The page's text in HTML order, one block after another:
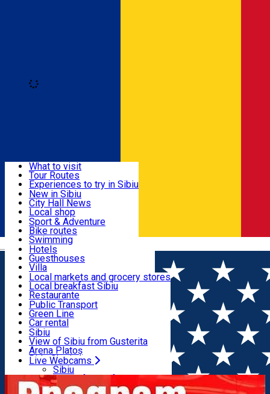
Română
Useful info
Activities & Adventure
Accommodation
Food, Drinks & Nightlife
Transport & Parking
Live Webcams
What to visit
Tour Routes
Experiences to try in Sibiu
Podcast
Culture
Museums
Churches
Parks, Zoo
County of Sibiu
New in Sibiu
City Hall News
Local shop
Sibiu artisans
Sibiul Verde
Public services
Education
How do I get to Sibiu
Tourist Info
Tour Guides
Guided tours
Publicații locale
Beauty salons
Sport & Adventure
Bike routes
Swimming
Riding
Indoor activities
Loc de joacă indoor
Loc de joacă outdoor
Ski
Ice skating
Yoga
Hotels
Guesthouses
Villa
Hostels
Motel
Camping
Renting rooms
Rooms for rent
Accommodation outside Sibiu
Local markets and grocery stores
Local breakfast Sibiu
Restaurante
Pizza
Fast Food
Coffee
Sweets
Pub, Bar
Night clubs
Bakeries
Public Transport
Green Line
Car rental
Rent a bike
Scooter rentals
Taxi
Ride Sharing
Parking tickets
Parking places
Electric vehicle charging points
Sibiu
View of Sibiu from Gusterita
Arena Platoș
Live Webcams
Sibiu
View of Sibiu from Gusterita
Arena Platoș
Home Activities in Sibiu County G-SERVICE AUTO